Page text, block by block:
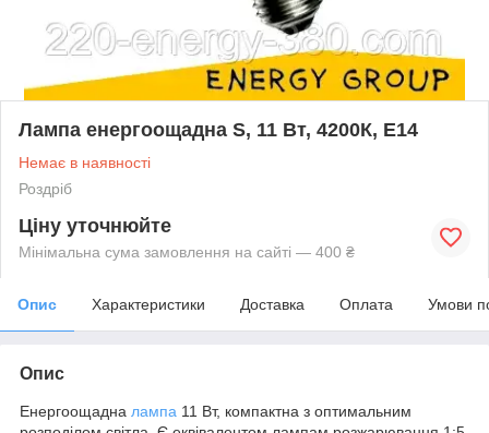
Лампа енергоощадна S, 11 Вт, 4200К, E14
Немає в наявності
Роздріб
Ціну уточнюйте
Мінімальна сума замовлення на сайті — 400 ₴
Опис Характеристики Доставка Оплата Умови
Опис
Енергоощадна лампа 11 Вт, компактна з оптимальним